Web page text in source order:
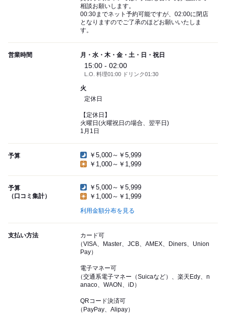
相談お願いします。
00:30までネット予約可能ですが、02:00に閉店
となりますのでご了承のほどお願いいたしま
す。
営業時間 月・水・木・金・土・日・祝日
15:00 - 02:00
L.O. 料理01:00 ドリンク01:30
火
定休日
【定休日】
火曜日(火曜祝日の場合、翌平日)
1月1日
予算
￥5,000～￥5,999
￥1,000～￥1,999
予算
（口コミ集計）
￥5,000～￥5,999
￥1,000～￥1,999
利用金額分布を見る
支払い方法
カード可
（VISA、Master、JCB、AMEX、Diners、Union
Pay）
電子マネー可
（交通系電子マネー（Suicaなど）、楽天Edy、n
anaco、WAON、iD）
QRコード決済可
（PayPay、Alipay）